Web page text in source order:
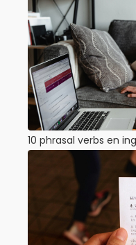
10 phrasal verbs en